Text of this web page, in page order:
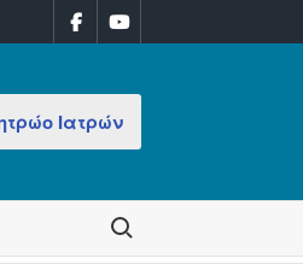
Ιατρών
Search for: